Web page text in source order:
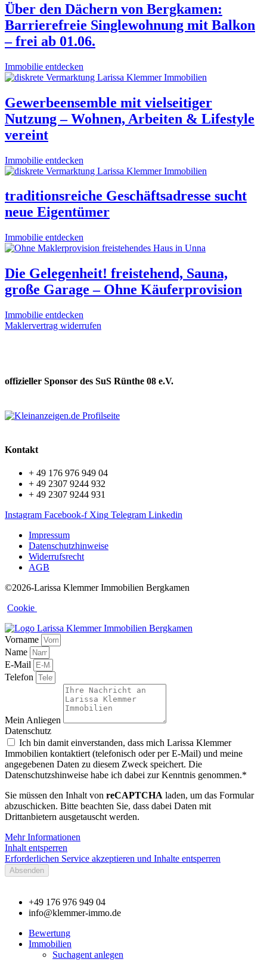
Über den Dächern von Bergkamen:
Barrierefreie Singlewohnung mit Balkon
– frei ab 01.06.
Immobilie entdecken
Gewerbeensemble mit vielseitiger
Nutzung – Wohnen, Arbeiten & Lifestyle
vereint
Immobilie entdecken
traditionsreiche Geschäftsadresse sucht
neue Eigentümer
Immobilie entdecken
Die Gelegenheit! freistehend, Sauna,
große Garage – Ohne Käuferprovision
Immobilie entdecken
Maklervertrag widerrufen
offizieller Sponsor des SuS Rünthe 08 e.V.
Kontakt
+ 49 176 976 949 04
+ 49 2307 9244 932
+ 49 2307 9244 931
Instagram Facebook-f Xing Telegram Linkedin
Impressum
Datenschutzhinweise
Widerrufsrecht
AGB
©2026-Larissa Klemmer Immobilien Bergkamen
Cookie
Vorname
Name
E-Mail
Telefon
Mein Anliegen
Datenschutz
Ich bin damit einverstanden, dass mich Larissa Klemmer
Immobilien kontaktiert (telefonisch oder per E-Mail) und meine
angegebenen Daten zu diesem Zweck speichert. Die
Datenschutzshinweise habe ich dabei zur Kenntnis genommen.*
Sie müssen den Inhalt von reCAPTCHA laden, um das Formular
abzuschicken. Bitte beachten Sie, dass dabei Daten mit
Drittanbietern ausgetauscht werden.
Mehr Informationen
Inhalt entsperren
Erforderlichen Service akzeptieren und Inhalte entsperren
Absenden
+49 176 976 949 04
info@klemmer-immo.de
Bewertung
Immobilien
Suchagent anlegen